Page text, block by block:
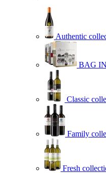
Authentic
BAG
Classic
Family
Fresh